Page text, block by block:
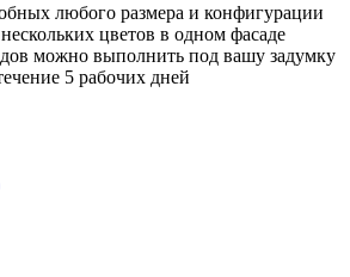
любого размера и конфигурации
цветов в одном фасаде
можно выполнить под вашу задумку
5 рабочих дней